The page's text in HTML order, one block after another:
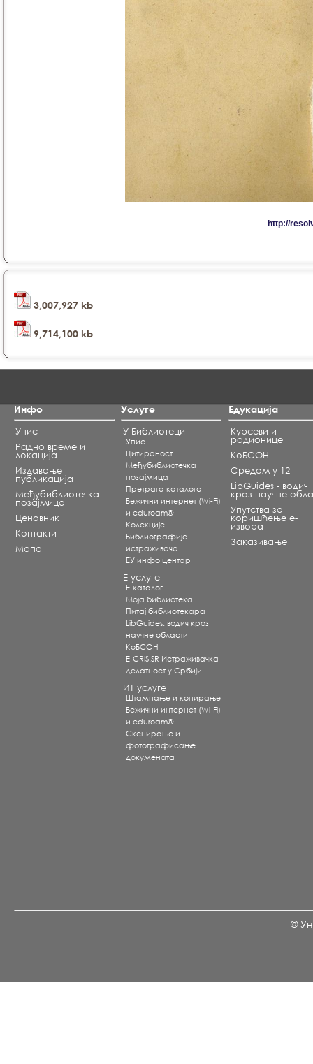
3,007,927 kb
9,714,100 kb
Инфо
Упис
Радно време и
локација
Издавање
публикација
Међубиблиотечка
позајмица
Ценовник
Контакти
Мапа
Услуге
У Библиотеци
Упис
Цитираност
Међубиблиотечка
позајмица
Претрага каталога
Бежични интернет (Wi-Fi)
и eduroam®
Koлекције
Библиографије
истраживача
ЕУ инфо центар
Е-услуге
Е-каталог
Моја библиотека
Питај библиотекара
LibGuides: водич кроз
научне области
КоБСОН
E-CRIS.SR Истраживачка
делатност у Србији
ИТ услуге
Штампање и копирање
Бежични интернет (Wi-Fi)
и eduroam®
Скенирање и
фотографисање
докумената
Едукација
Курсеви и
радионице
КоБСОН
Средом у 12
LibGuides - водич
кроз научне
Упутства за
коришћење е-
извора
Заказивање
©